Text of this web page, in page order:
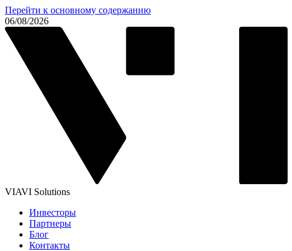
Перейти к основному содержанию
06/08/2026
VIAVI Solutions
Инвесторы
Партнеры
Блог
Контакты